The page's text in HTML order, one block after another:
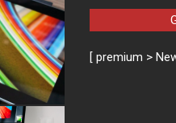
[ premium >